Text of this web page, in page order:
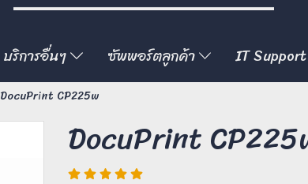
บริการอื่นๆ ซัพพอร์ตลูกค้า IT Support
DocuPrint CP225w
DocuPrint